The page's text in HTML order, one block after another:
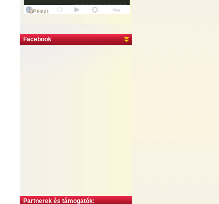
Facebook
Partnerek és támogatók: